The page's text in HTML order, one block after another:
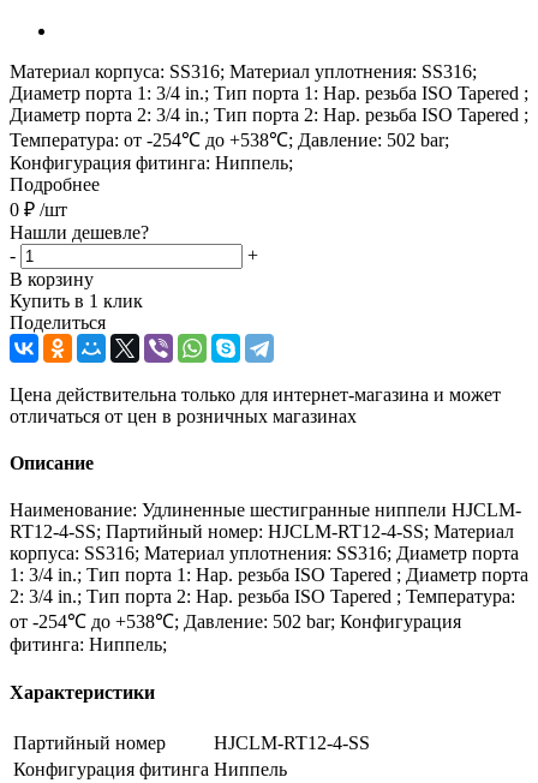
Материал корпуса: SS316; Материал уплотнения: SS316;
Диаметр порта 1: 3/4 in.; Тип порта 1: Нар. резьба ISO Tapered ;
Диаметр порта 2: 3/4 in.; Тип порта 2: Нар. резьба ISO Tapered ;
Температура: от -254℃ до +538℃; Давление: 502 bar;
Конфигурация фитинга: Ниппель;
Подробнее
0 ₽ /шт
Нашли дешевле?
-
+
В корзину
Купить в 1 клик
Поделиться
Цена действительна только для интернет-магазина и может
отличаться от цен в розничных магазинах
Описание
Наименование: Удлиненные шестигранные ниппели HJCLM-
RT12-4-SS; Партийный номер: HJCLM-RT12-4-SS; Материал
корпуса: SS316; Материал уплотнения: SS316; Диаметр порта
1: 3/4 in.; Тип порта 1: Нар. резьба ISO Tapered ; Диаметр порта
2: 3/4 in.; Тип порта 2: Нар. резьба ISO Tapered ; Температура:
от -254℃ до +538℃; Давление: 502 bar; Конфигурация
фитинга: Ниппель;
Характеристики
Партийный номер
HJCLM-RT12-4-SS
Конфигурация фитинга Ниппель